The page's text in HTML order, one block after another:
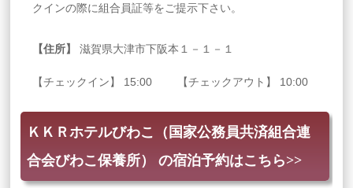
クインの際に組合員証等をご提示下さい。
【住所】 滋賀県大津市下阪本１－１－１
【チェックイン】 15:00 【チェックアウト】 10:00
ＫＫＲホテルびわこ（国家公務員共済組合連
合会びわこ保養所） の宿泊予約はこちら>>